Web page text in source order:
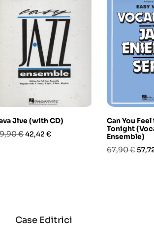
Jive (with CD)
€Prezzo
42,42 €
Can You
Tonight
Ensemble)
Prezzo
67,90 €
Case Editrici